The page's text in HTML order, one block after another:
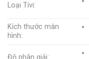
Loại Tivi:
Kích thước màn
hình:
Độ phân giải: